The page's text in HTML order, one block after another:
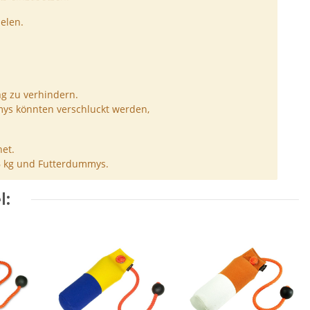
zu verhindern.
könnten verschluckt werden,
kg und Futterdummys.